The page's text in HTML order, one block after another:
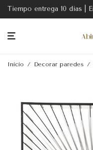
Inicio / Decorar paredes /